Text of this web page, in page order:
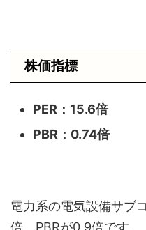
株価指標
PER：15.6倍
PBR：0.74倍
電力系の電気設備サブ
倍、PBRが0.9倍です。